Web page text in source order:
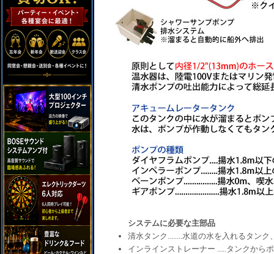
システムに必要な主部品
清水タンク........水道の水を入れるタン
インラインストレーナー .....タンクから